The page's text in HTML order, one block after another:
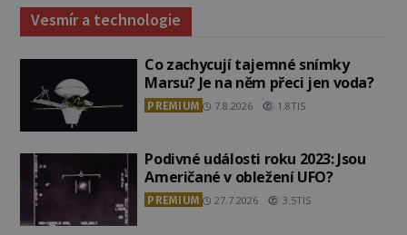
Vesmír a technologie
Co zachycují tajemné snímky
Marsu? Je na něm přeci jen voda?
PREMIUM 7.8.2026 1.8TIS
Podivné události roku 2023: Jsou
Američané v obležení UFO?
PREMIUM 27.7.2026 3.5TIS